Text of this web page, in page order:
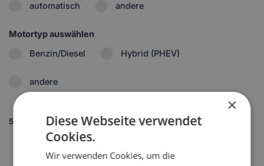
automatisch
andere
Motortyp auswählen
Benzin/Diesel
Hybrid (PHEV)
andere
5. Set wählen
×
Diese Webseite verwendet
Cookies.
Wir verwenden Cookies, um die